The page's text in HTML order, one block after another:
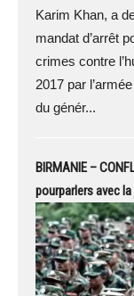
Karim Khan, a
mandat d’arrêt
crimes contre
2017 par
du génér...
BIRMANIE –
pourparlers avec